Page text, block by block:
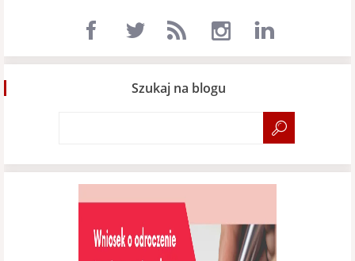
Szukaj na blogu